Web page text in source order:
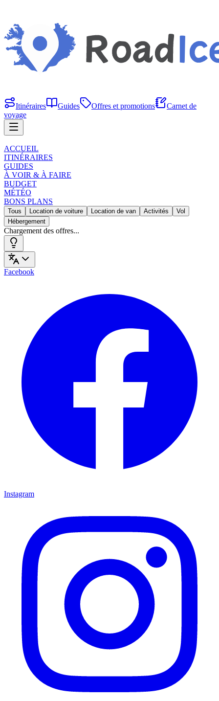
Itinéraires Guides Offres et promotions
Carnet de
voyage
ACCUEIL
ITINÉRAIRES
GUIDES
À VOIR & À FAIRE
BUDGET
MÉTÉO
BONS PLANS
Tous Location de voiture Location de van Activités
Vol
Hébergement
Chargement des offres...
Facebook
Instagram